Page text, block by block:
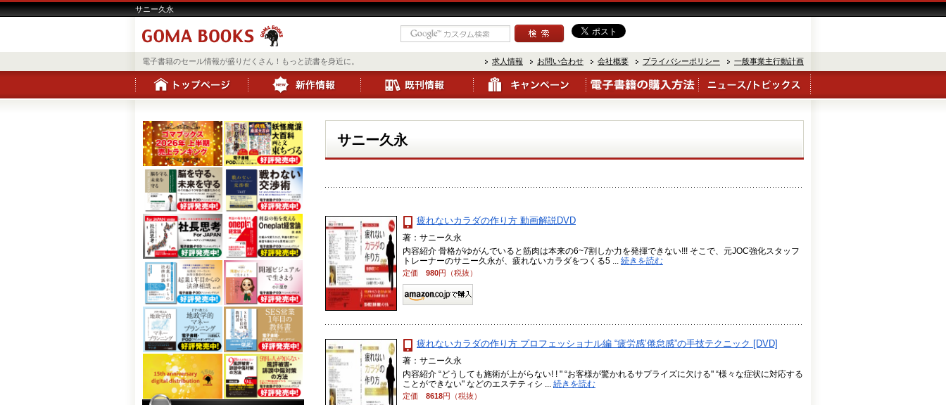
サニー久永
電子書籍のセール情報が盛りだくさん！もっと読書を身近に。 求人情報 お問い合わせ 会社概要 プライバシーポリシー 一般事業主行動計画
サニー久永
疲れないカラダの作り方 動画解説DVD
著：サニー久永
内容紹介 骨格がゆがんでいると筋肉は本来の6~7割しか力を発揮できない!!! そこで、元JOC強化スタッフ
トレーナーのサニー久永が、疲れないカラダをつくる5 ... 続きを読む
定価 980円（税抜）
疲れないカラダの作り方 プロフェッショナル編 “疲労感’倦怠感”の手技テクニック [DVD]
著：サニー久永
内容紹介 “どうしても施術が上がらない! ! " “お客様が驚かれるサプライズに欠ける" “様々な症状に対応する
ことができない" などのエステティシ ... 続きを読む
定価 8618円（税抜）